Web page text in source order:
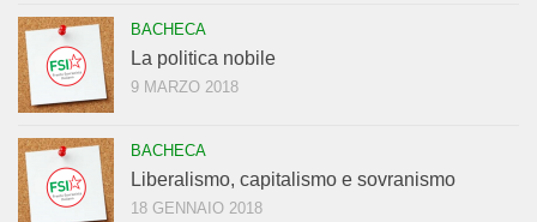
BACHECA
La politica nobile
9 MARZO 2018
BACHECA
Liberalismo, capitalismo e sovranismo
18 GENNAIO 2018